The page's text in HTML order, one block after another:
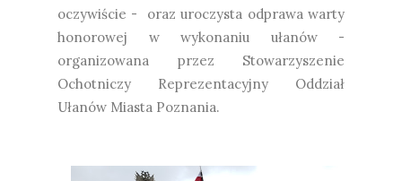
oczywiście - oraz uroczysta odprawa warty
honorowej w wykonaniu ułanów -
organizowana przez Stowarzyszenie
Ochotniczy Reprezentacyjny Oddział
Ułanów Miasta Poznania​.